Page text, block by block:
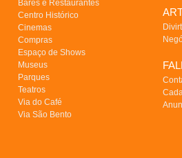
Bares e Restaurantes
Centro Histórico
Cinemas
Compras
Espaço de Shows
Museus
Parques
Teatros
Via do Café
Via São Bento